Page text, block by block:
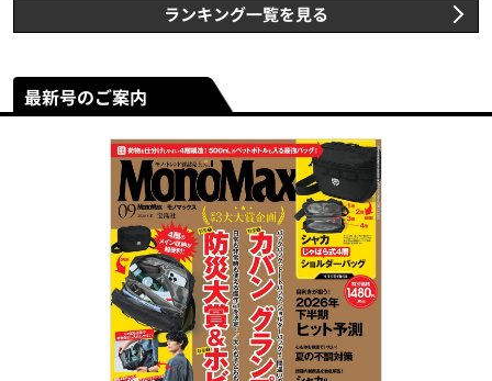
ランキング一覧を見る
最新号のご案内